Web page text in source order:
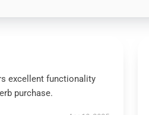
excellent functionality
purchase.